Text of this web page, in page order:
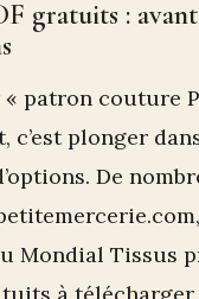
gratuits :
« patron couture
c’est plonger
De
Mondial Tissus